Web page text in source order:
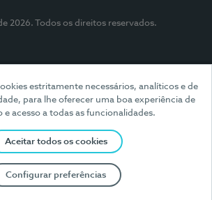
estritamente necessários, analíticos e de
para lhe oferecer uma boa experiência de
e acesso a todas as funcionalidades.
Aceitar todos os cookies
Configurar preferências
2026. Todos os direitos reservados.